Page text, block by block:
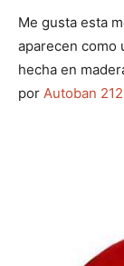
Me gusta esta
aparecen como
hecha en
por Autoban 212